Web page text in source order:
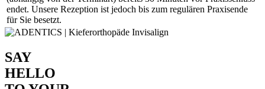
endet. Unsere Rezeption ist jedoch bis zum regulären Praxisende
für Sie besetzt.
SAY
HELLO